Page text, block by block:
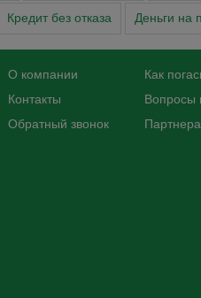
Кредит без отказа Деньги на
О компании
Контакты
Обратный звонок
Как
Вопросы